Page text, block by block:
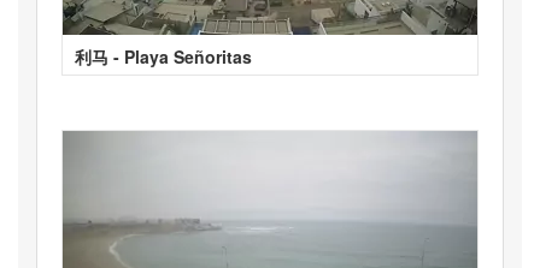
利马 - Playa Señoritas